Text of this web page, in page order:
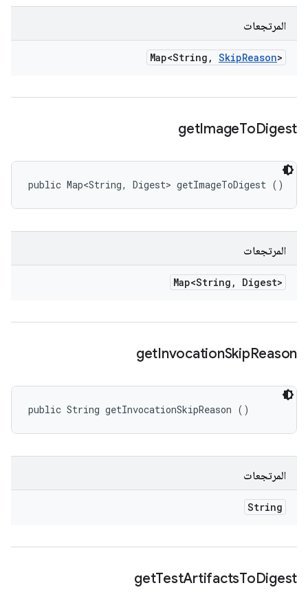
المرتجعات
Map<String , SkipReason>
getImageToDigest
public Map<String, Digest> getImageToDigest ()
المرتجعات
Map<String , Digest>
getInvocationSkipReason
public String getInvocationSkipReason ()
المرتجعات
String
getTestArtifactsToDigest